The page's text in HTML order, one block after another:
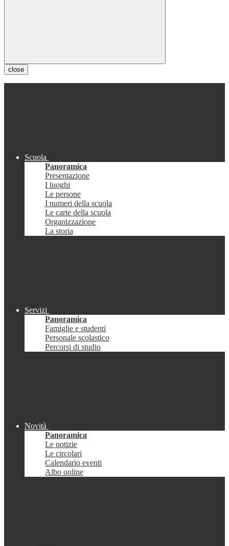
close
Scuola
Panoramica
Presentazione
I luoghi
Le persone
I numeri della scuola
Le carte della scuola
Organizzazione
La storia
Servizi
Panoramica
Famiglie e studenti
Personale scolastico
Percorsi di studio
Novità
Panoramica
Le notizie
Le circolari
Calendario eventi
Albo online